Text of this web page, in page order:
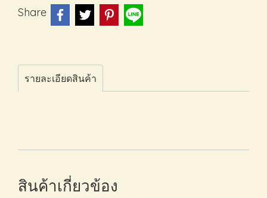
Share
รายละเอียดสินค้า
สินค้าเกี่ยวข้อง